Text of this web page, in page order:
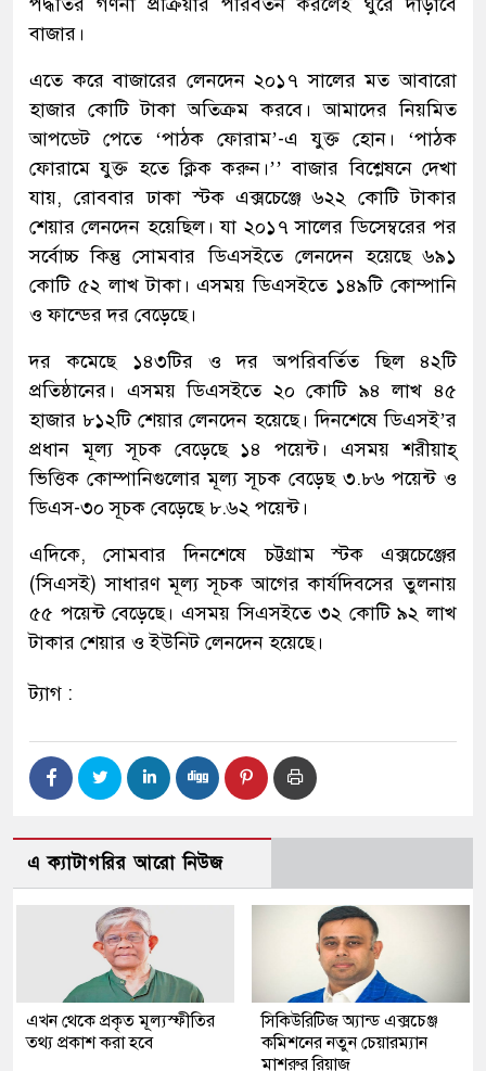
বাজার।
এতে করে বাজারের লেনদেন ২০১৭ সালের মত আবারো
হাজার কোটি টাকা অতিক্রম করবে। আমাদের নিয়মিত
আপডেট পেতে ‘পাঠক ফোরাম’-এ যুক্ত হোন। ‘পাঠক
ফোরামে যুক্ত হতে ক্লিক করুন।’’ বাজার বিশ্লেষনে দেখা
যায়, রোববার ঢাকা স্টক এক্সচেঞ্জে ৬২২ কোটি টাকার
শেয়ার লেনদেন হয়েছিল। যা ২০১৭ সালের ডিসেম্বরের পর
সর্বোচ্চ কিন্তু সোমবার ডিএসইতে লেনদেন হয়েছে ৬৯১
কোটি ৫২ লাখ টাকা। এসময় ডিএসইতে ১৪৯টি কোম্পানি
ও ফান্ডের দর বেড়েছে।
দর কমেছে ১৪৩টির ও দর অপরিবর্তিত ছিল ৪২টি
প্রতিষ্ঠানের। এসময় ডিএসইতে ২০ কোটি ৯৪ লাখ ৪৫
হাজার ৮১২টি শেয়ার লেনদেন হয়েছে। দিনশেষে ডিএসই’র
প্রধান মূল্য সূচক বেড়েছে ১৪ পয়েন্ট। এসময় শরীয়াহ্
ভিত্তিক কোম্পানিগুলোর মূল্য সূচক বেড়েছ ৩.৮৬ পয়েন্ট ও
ডিএস-৩০ সূচক বেড়েছে ৮.৬২ পয়েন্ট।
এদিকে, সোমবার দিনশেষে চট্টগ্রাম স্টক এক্সচেঞ্জের
(সিএসই) সাধারণ মূল্য সূচক আগের কার্যদিবসের তুলনায়
৫৫ পয়েন্ট বেড়েছে। এসময় সিএসইতে ৩২ কোটি ৯২ লাখ
টাকার শেয়ার ও ইউনিট লেনদেন হয়েছে।
ট্যাগ :
এ ক্যাটাগরির আরো নিউজ
এখন থেকে প্রকৃত মূল্যস্ফীতির
তথ্য প্রকাশ করা হবে
সিকিউরিটিজ অ্যান্ড এক্সচেঞ্জ
কমিশনের নতুন চেয়ারম্যান
মাশরুর রিয়াজ